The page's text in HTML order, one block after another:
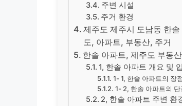
주변 시설
주거 환경
제주도 제주시 도남동 한
도, 아파트, 부동산, 주거
한솔 아파트, 제주도 부동
1, 한솔 아파트 개요 및
1- 1, 한솔 아파트의 장점
1- 2, 한솔 아파트의 단
2, 한솔 아파트 주변 환